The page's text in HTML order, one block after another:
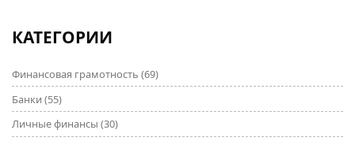
КАТЕГОРИИ
Финансовая грамотность (69)
Банки (55)
Личные финансы (30)